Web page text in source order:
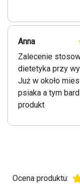
Anna
Zalecenie
dietetyka przy
Już w około
psiaka a tym
produkt
Ocena produktu: